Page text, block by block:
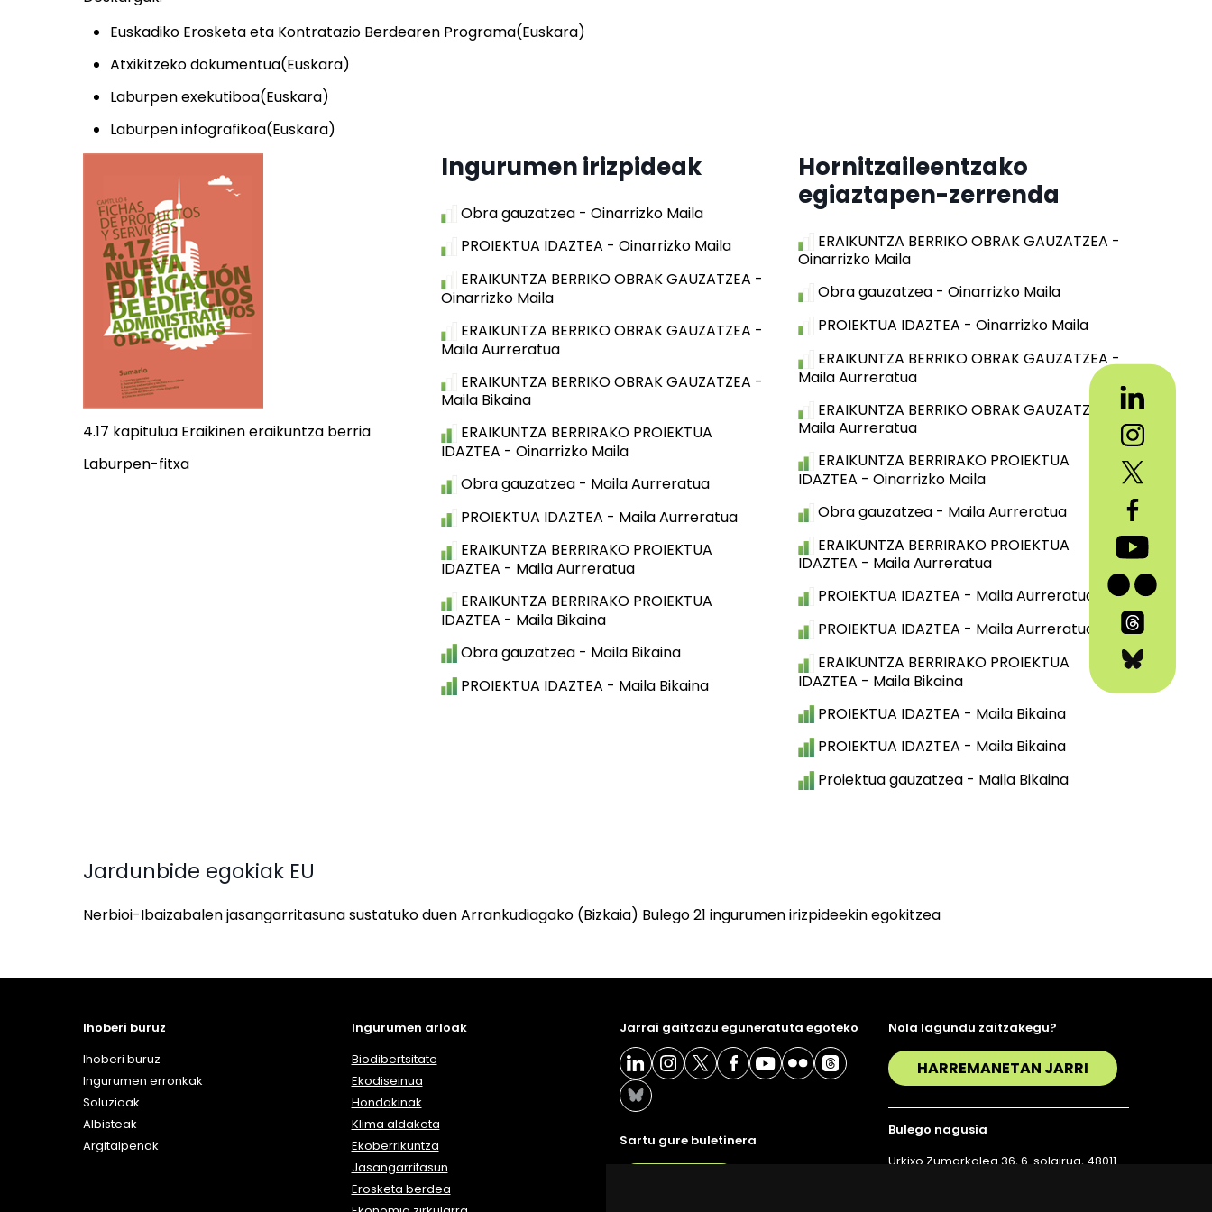
Euskadiko Erosketa eta Kontratazio Berdearen Programa(Euskara)
Atxikitzeko dokumentua(Euskara)
Laburpen exekutiboa(Euskara)
Laburpen infografikoa(Euskara)
4.17 kapitulua Eraikinen eraikuntza berria
Laburpen-fitxa
Ingurumen irizpideak
Obra gauzatzea - Oinarrizko Maila
PROIEKTUA IDAZTEA - Oinarrizko Maila
ERAIKUNTZA BERRIKO OBRAK GAUZATZEA -
Oinarrizko Maila
ERAIKUNTZA BERRIKO OBRAK GAUZATZEA -
Maila Aurreratua
ERAIKUNTZA BERRIKO OBRAK GAUZATZEA -
Maila Bikaina
ERAIKUNTZA BERRIRAKO PROIEKTUA
IDAZTEA - Oinarrizko Maila
Obra gauzatzea - Maila Aurreratua
PROIEKTUA IDAZTEA - Maila Aurreratua
ERAIKUNTZA BERRIRAKO PROIEKTUA
IDAZTEA - Maila Aurreratua
ERAIKUNTZA BERRIRAKO PROIEKTUA
IDAZTEA - Maila Bikaina
Obra gauzatzea - Maila Bikaina
PROIEKTUA IDAZTEA - Maila Bikaina
Hornitzaileentzako
egiaztapen-zerrenda
ERAIKUNTZA BERRIKO OBRAK GAUZATZEA -
Oinarrizko Maila
Obra gauzatzea - Oinarrizko Maila
PROIEKTUA IDAZTEA - Oinarrizko Maila
ERAIKUNTZA BERRIKO OBRAK GAUZATZEA -
Maila Aurreratua
ERAIKUNTZA BERRIKO OBRAK GAUZATZEA -
Maila Aurreratua
ERAIKUNTZA BERRIRAKO PROIEKTUA
IDAZTEA - Oinarrizko Maila
Obra gauzatzea - Maila Aurreratua
ERAIKUNTZA BERRIRAKO PROIEKTUA
IDAZTEA - Maila Aurreratua
PROIEKTUA IDAZTEA - Maila Aurreratua
PROIEKTUA IDAZTEA - Maila Aurreratua
ERAIKUNTZA BERRIRAKO PROIEKTUA
IDAZTEA - Maila Bikaina
PROIEKTUA IDAZTEA - Maila Bikaina
PROIEKTUA IDAZTEA - Maila Bikaina
Proiektua gauzatzea - Maila Bikaina
Jardunbide egokiak EU
Nerbioi-Ibaizabalen jasangarritasuna sustatuko duen Arrankudiagako (Bizkaia) Bulego 21 ingurumen irizpideekin egokitzea
Ihoberi buruz
Ihoberi buruz
Ingurumen erronkak
Soluzioak
Albisteak
Argitalpenak
Ingurumen arloak
Biodibertsitate
Ekodiseinua
Hondakinak
Klima aldaketa
Ekoberrikuntza
Jasangarritasun
Erosketa berdea
Jarrai gaitzazu eguneratuta egoteko
Sartu gure buletinera
Nola lagundu zaitzakegu?
HARREMANETAN JARRI
Bulego nagusia
Urkixo Zumarkalea 36, 6. solairua, 48011